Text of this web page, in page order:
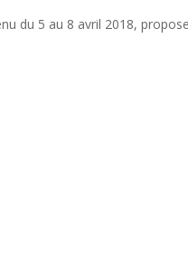
du 5 au 8 avril 2018,